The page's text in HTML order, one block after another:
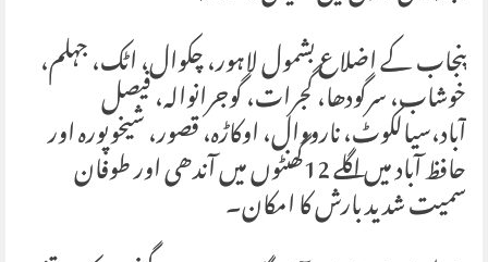
پنجاب کے اضلاع بشمول لاہور، چکوال، اٹک، جہلم،
خوشاب، سرگودھا، گجرات، گوجرانوالہ، فیصل
آباد،سیالکوٹ، نارووال، اوکاڑہ، قصور، شیخوپورہ اور
حافظ آباد میں اگلے 12گھنٹوں میں آندھی اور طوفانسمیت شدید بارش کا امکان۔